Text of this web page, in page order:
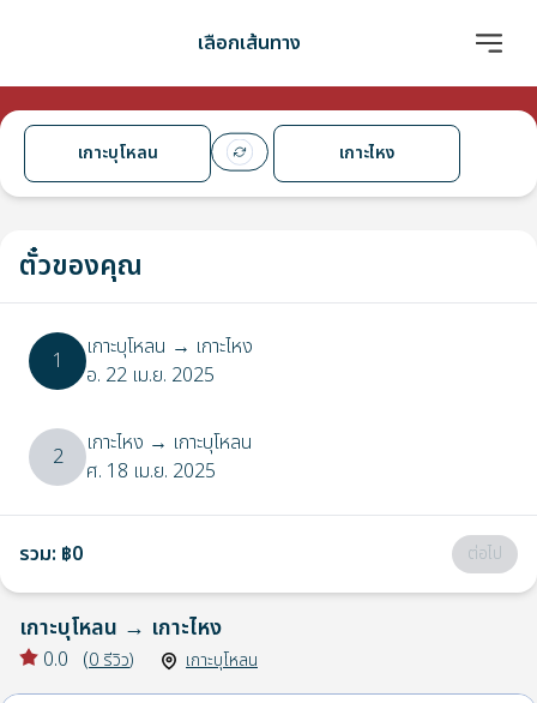
เลือกเส้นทาง
เกาะบุโหลน เกาะไหง
ตั๋วของคุณ
1 เกาะบุโหลน → เกาะไหง
อ. 22 เม.ย. 2025
2 เกาะไหง → เกาะบุโหลน
ศ. 18 เม.ย. 2025
รวม: ฿0 ต่อไป
เกาะบุโหลน → เกาะไหง
0.0 (0 รีวิว) เกาะบุโหลน